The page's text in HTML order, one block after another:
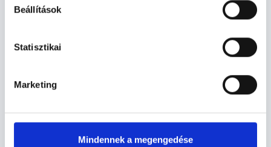
Beállítások
Statisztikai
Marketing
Mindennek a megengedése
SZAKTERÜLETEK
Szolgáltatások